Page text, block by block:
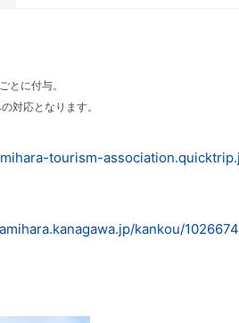
とに付与。
対応となります。
tourism-
kankou/